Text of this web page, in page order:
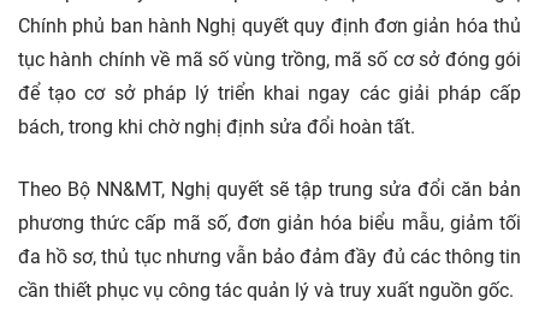
Chính phủ ban hành Nghị quyết quy định đơn giản hóa thủ
tục hành chính về mã số vùng trồng, mã số cơ sở đóng gói
để tạo cơ sở pháp lý triển khai ngay các giải pháp cấp
bách, trong khi chờ nghị định sửa đổi hoàn tất.
Theo Bộ NN&MT, Nghị quyết sẽ tập trung sửa đổi căn bản
phương thức cấp mã số, đơn giản hóa biểu mẫu, giảm tối
đa hồ sơ, thủ tục nhưng vẫn bảo đảm đầy đủ các thông tin
cần thiết phục vụ công tác quản lý và truy xuất nguồn gốc.